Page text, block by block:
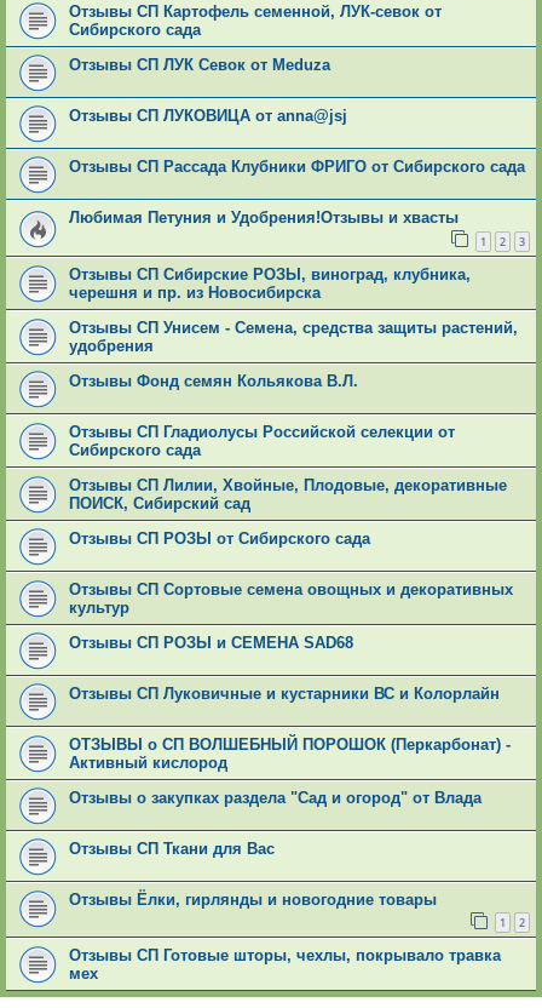
Отзывы СП Картофель семенной, ЛУК-севок от
Сибирского сада
Отзывы СП ЛУК Севок от Meduza
Отзывы СП ЛУКОВИЦА от anna@jsj
Отзывы СП Рассада Клубники ФРИГО от Сибирского сада
Любимая Петуния и Удобрения!Отзывы и хвасты
1 2 3
Отзывы СП Сибирские РОЗЫ, виноград, клубника,
черешня и пр. из Новосибирска
Отзывы СП Унисем - Семена, средства защиты растений,
удобрения
Отзывы Фонд семян Кольякова В.Л.
Отзывы СП Гладиолусы Российской селекции от
Сибирского сада
Отзывы СП Лилии, Хвойные, Плодовые, декоративные
ПОИСК, Сибирский сад
Отзывы СП РОЗЫ от Сибирского сада
Отзывы СП Сортовые семена овощных и декоративных
культур
Отзывы СП РОЗЫ и СЕМЕНА SAD68
Отзывы СП Луковичные и кустарники ВС и Колорлайн
ОТЗЫВЫ о СП ВОЛШЕБНЫЙ ПОРОШОК (Перкарбонат) -
Активный кислород
Отзывы о закупках раздела "Сад и огород" от Влада
Отзывы СП Ткани для Вас
Отзывы Ёлки, гирлянды и новогодние товары
1 2
Отзывы СП Готовые шторы, чехлы, покрывало травка
мех